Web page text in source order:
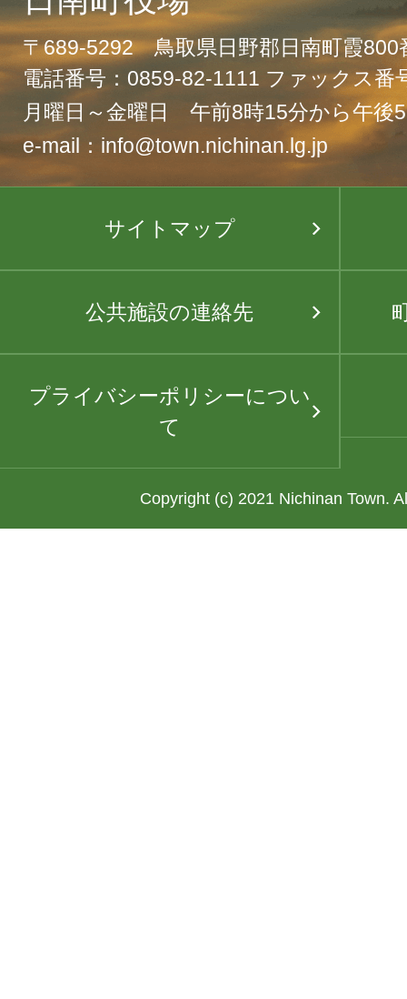
〒689-5292 鳥取県日野郡日南町霞800
電話番号：0859-82-1111 ファックス番
月曜日～金曜日 午前8時15分から午後
e-mail：info@town.nichinan.lg.jp
サイトマップ
公共施設の連絡先
プライバシーポリシーについ
て
Copyright (c) 2021 Nichinan Town.